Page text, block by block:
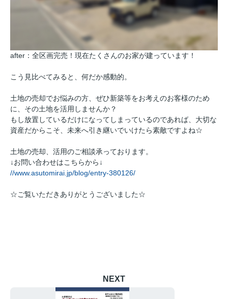
after：全区画完売！現在たくさんのお家が建っています！
こう見比べてみると、何だか感動的。
土地の売却でお悩みの方、ぜひ新築等をお考えのお客様のため
に、その土地を活用しませんか？
もし放置しているだけになってしまっているのであれば、大切な
資産だからこそ、未来へ引き継いでいけたら素敵ですよね☆
土地の売却、活用のご相談承っております。
↓お問い合わせはこちらから↓
//www.asutomirai.jp/blog/entry-380126/
☆ご覧いただきありがとうございました☆
NEXT